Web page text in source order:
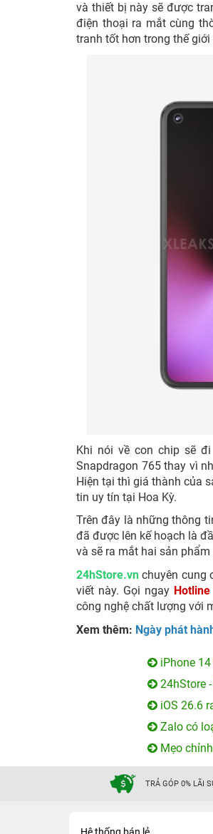
và thiết bị này sẽ được
điện thoại ra mắt cùng
tranh tốt hơn trong thế
Khi nói về con chip sẽ
Snapdragon 765 thay vì
Hiện tại thì giá thành của
tin uy tín tại Hoa Kỳ.
Trên đây là những thông
đã được lên kế hoạch là
và sẽ ra mắt hai sản
24hStore.vn chuyên cung
viết này. Gọi ngay
công nghệ chất lượng với
Xem thêm: Ngày phát
iPhone
24hStore
iOS 26.6
Zalo có
Mẹo
TRẢ GÓP 0% LÃI